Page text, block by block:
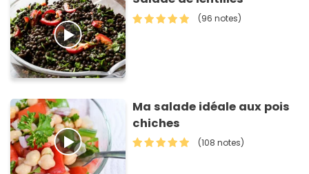
(96 notes)
Ma salade idéale aux pois
chiches
(108 notes)